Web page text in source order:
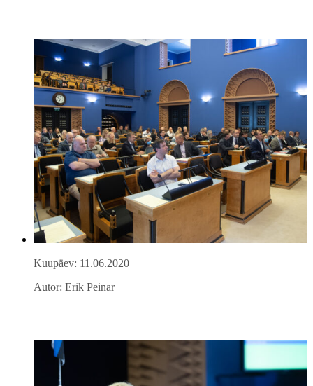
Kuupäev: 11.06.2020
Autor: Erik Peinar